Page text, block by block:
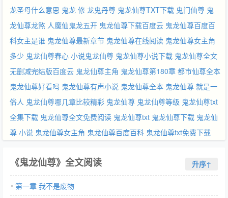
龙圣母什么意思 鬼龙 修 龙鬼丹尊 鬼龙仙尊TXT下载 鬼门仙尊 鬼
龙仙尊龙煞 人魔仙鬼龙五开 鬼龙仙尊下载百度云 鬼龙仙尊百度百
科女主是谁 鬼龙仙尊最新章节 鬼龙仙尊在线阅读 鬼龙仙尊女主角
多少 鬼龙仙尊春心 小说鬼龙仙尊 鬼龙仙尊小说下载 鬼龙仙尊全文
无删减完结版百度云 鬼龙仙尊主角 鬼龙仙尊第180章 都市仙尊全本
鬼龙仙尊好看吗 鬼龙仙尊有声小说 鬼龙仙尊全本 鬼龙仙尊 就是一
俗人 鬼龙仙尊哪几章比较精彩 鬼龙仙尊 鬼龙仙尊等级 鬼龙仙尊txt
全集下载 鬼龙仙尊全文免费阅读 鬼龙仙尊txt 鬼龙仙尊下载 鬼龙仙
尊 小说 鬼龙仙尊女主角 鬼龙仙尊百度百科 鬼龙仙尊txt免费下载
《鬼龙仙尊》全文阅读 升序↑
第一章 我不是废物